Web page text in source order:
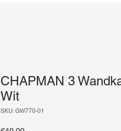
CHAPMAN 3
Wit
SKU: GW770-01